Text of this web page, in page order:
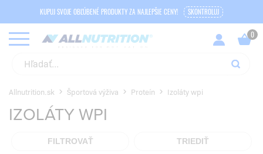
KUPUJ SVOJE OBĽÚBENÉ PRODUKTY ZA NAJLEPŠIE CENY! SKONTROLUJ
Allnutrition.sk Športová výživa Proteín Izoláty wpi
IZOLÁTY WPI
FILTROVAŤ TRIEDIŤ